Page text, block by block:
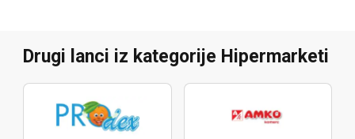
Drugi lanci iz kategorije Hipermarketi